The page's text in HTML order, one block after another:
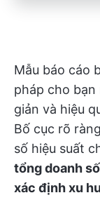
Mẫu báo cáo
pháp cho
giản và hiệu
Bố cục rõ
số hiệu suất
tổng doanh
xác định xu